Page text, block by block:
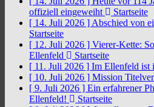
offiziell eingeweiht
Startseite
[ 14. Juli 2026 ] Abschied von
Startseite
[ 12. Juli 2026 ] Vierer-Kette:
Ellenfeld
Startseite
[ 11. Juli 2026 ] Im Ellenfeld ist
[ 10. Juli 2026 ] Mission
[ 9. Juli 2026 ] Ein erfahrener
Ellenfeld!
Startseite